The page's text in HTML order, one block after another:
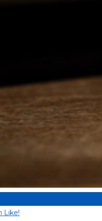
1 Like!